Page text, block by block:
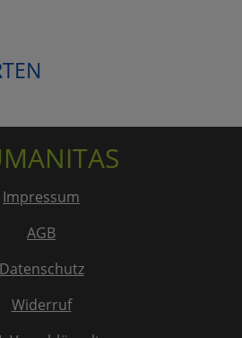
Impressum
AGB
Datenschutz
Widerruf